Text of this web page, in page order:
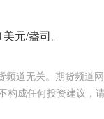
元/盎司。
道无关。期货频道
构成任何投资建议，